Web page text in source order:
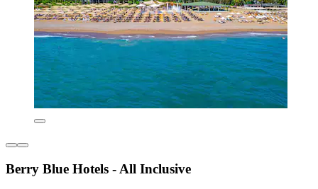
Berry Blue Hotels - All Inclusive